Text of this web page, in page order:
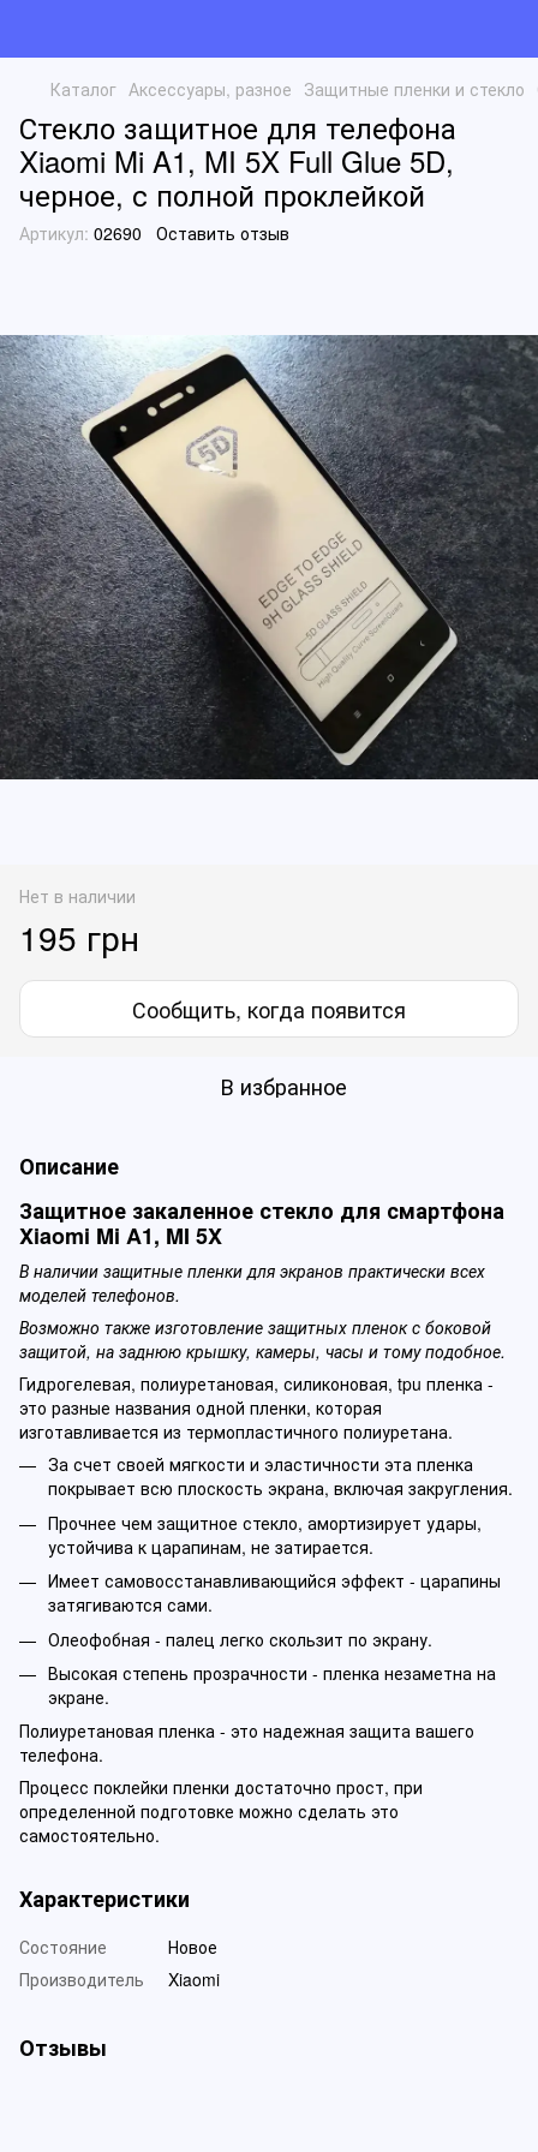
Каталог Аксессуары, разное Защитные пленки и стекло
Стекло защитное для телефона
Xiaomi Mi A1, MI 5X Full Glue 5D,
черное, с полной проклейкой
Артикул: 02690 Оставить отзыв
Нет в наличии
195 грн
Сообщить, когда появится
В избранное
Описание
Защитное закаленное стекло для смартфона
Xiaomi Mi A1, MI 5X
В наличии защитные пленки для экранов практически всех
моделей телефонов.
Возможно также изготовление защитных пленок с боковой
защитой, на заднюю крышку, камеры, часы и тому подобное.
Гидрогелевая, полиуретановая, силиконовая, tpu пленка -
это разные названия одной пленки, которая
изготавливается из термопластичного полиуретана.
За счет своей мягкости и эластичности эта пленка
покрывает всю плоскость экрана, включая закругления.
Прочнее чем защитное стекло, амортизирует удары,
устойчива к царапинам, не затирается.
Имеет самовосстанавливающийся эффект - царапины
затягиваются сами.
Олеофобная - палец легко скользит по экрану.
Высокая степень прозрачности - пленка незаметна на
экране.
Полиуретановая пленка - это надежная защита вашего
телефона.
Процесс поклейки пленки достаточно прост, при
определенной подготовке можно сделать это
самостоятельно.
Характеристики
Состояние
Новое
Производитель
Xiaomi
Отзывы